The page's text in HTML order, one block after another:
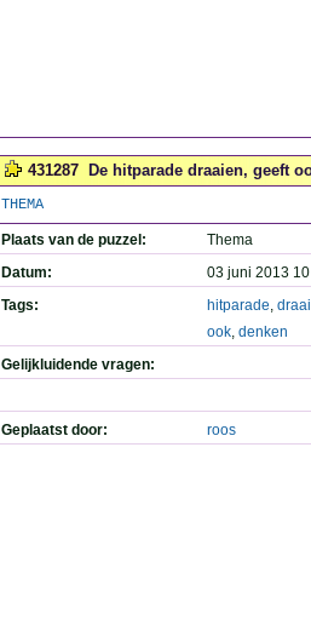
431287 De hitparade draaien, geeft
THEMA
Plaats van de puzzel:
Thema
Datum:
03 juni 2013
Tags:
hitparade,
ook, denken
Gelijkluidende vragen:
Geplaatst door: roos